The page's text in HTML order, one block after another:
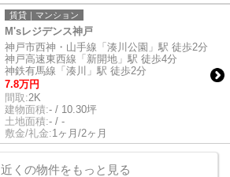
賃貸｜マンション
M'sレジデンス神戸
神戸市西神・山手線「湊川公園」駅 徒歩2分
神戸高速東西線「新開地」駅 徒歩4分
神鉄有馬線「湊川」駅 徒歩2分
7.8万円
間取:2K
建物面積:- / 10.30坪
土地面積:- / -
敷金/礼金:1ヶ月/2ヶ月
近くの物件をもっと見る